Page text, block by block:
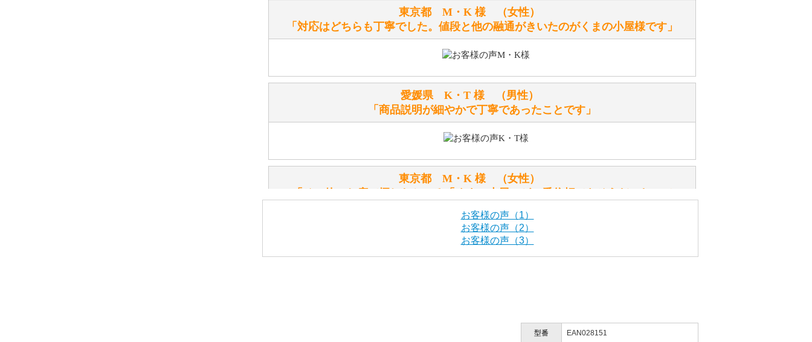
シュタイフのテディベアには、鳴くタイプのテディベアがいます。
お腹の中にグロウラーという部品を内臓しています。
体をねかせたりおこしたりすると「グーグー」と鳴くタイプを『グロウラー』といいます。
テディベアのお腹を押すと「キュッキュッ」と音が鳴ります、なぜでしょうか？
シュタイフのテディベアには、おなかを押すと「キュッキュッ」と音が鳴る『スクエーカー』が
シュタイフ社製品の実物を見ることはできますか？
当店はネット販売ですので実物をお見せすることができません。
東京都 M・K 様 （女性）
「対応はどちらも丁寧でした。値段と他の融通がきいたのがくまの小屋様です」
愛媛県 K・T 様 （男性）
「商品説明が細やかで丁寧であったことです」
東京都 M・K 様 （女性）
お客様の声（1）
お客様の声（2）
お客様の声（3）
型番 EAN028151